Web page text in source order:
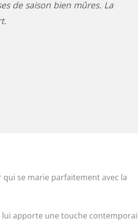
de saison bien mûres. La
se marie parfaitement avec la
lui apporte une touche